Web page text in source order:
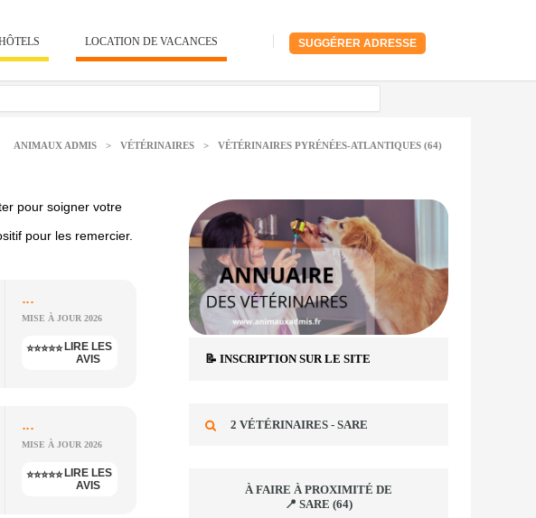
SUGGÉRER ADRESSE
LOCATION DE VACANCES
ANIMAUX ADMIS > VÉTÉRINAIRES > VÉTÉRINAIRES PYRÉNÉES-ATLANTIQUES (64)
pour soigner votre
pour les remercier.
...
MISE À JOUR 2026
⭐⭐⭐⭐⭐ LIRE LES
AVIS
...
MISE À JOUR 2026
⭐⭐⭐⭐⭐ LIRE LES
AVIS
📝 INSCRIPTION SUR LE SITE
2 VÉTÉRINAIRES - SARE
À FAIRE À PROXIMITÉ DE
📍 SARE (64)